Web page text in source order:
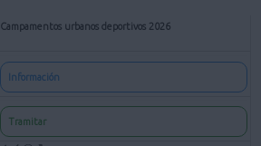
Campamentos urbanos deportivos 2026
Información
Tramitar